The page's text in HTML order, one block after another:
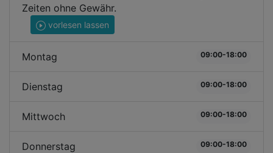
Zeiten ohne Gewähr.
vorlesen lassen
Montag 09:00-18:00
Dienstag 09:00-18:00
Mittwoch 09:00-18:00
Donnerstag 09:00-18:00